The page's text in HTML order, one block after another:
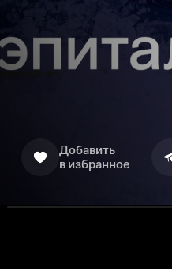
Добавить
в избранное